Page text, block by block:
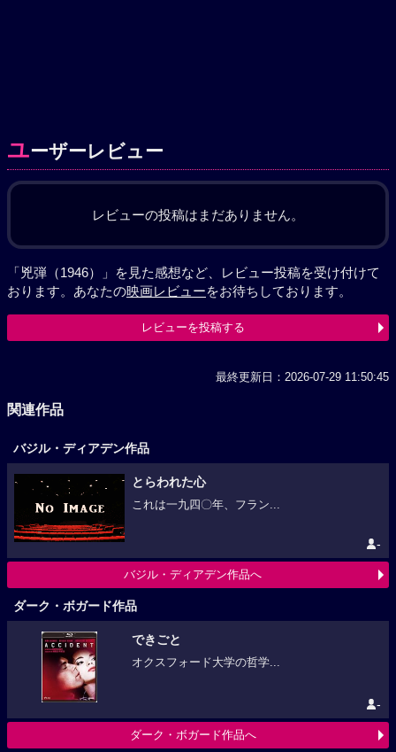
ユーザーレビュー
レビューの投稿はまだありません。
「兇弾（1946）」を見た感想など、レビュー投稿を受け付けて
おります。あなたの映画レビューをお待ちしております。
レビューを投稿する
最終更新日：2026-07-29 11:50:45
関連作品
バジル・ディアデン作品
とらわれた心
これは一九四〇年、フラン...
-
バジル・ディアデン作品へ
ダーク・ボガード作品
できごと
オクスフォード大学の哲学...
-
ダーク・ボガード作品へ